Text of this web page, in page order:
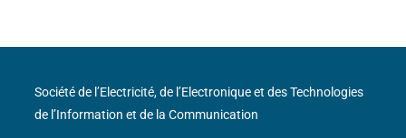
Société de l’Electricité, de l’Electronique et des Technologies
de l’Information et de la Communication